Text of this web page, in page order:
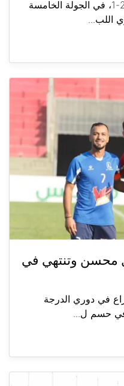
فوز الأنصار على جويا الرياضي 2-1، في الجولة الخامسة
اللب...
محسن وتنتهي في
في دوري الدرجة
في حسم ل...